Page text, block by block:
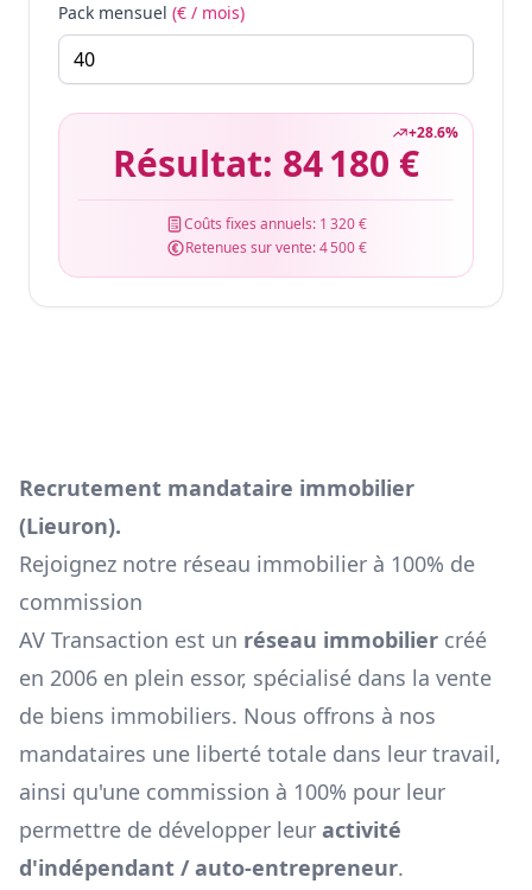
Pack mensuel (€ / mois)
+28.6%
Résultat: 84 180 €
Coûts fixes annuels: 1 320 €
Retenues sur vente:4 500 €
Recrutement mandataire immobilier
(Lieuron).
Rejoignez notre réseau immobilier à 100% de
commission
AV Transaction est un réseau immobilier créé
en 2006 en plein essor, spécialisé dans la vente
de biens immobiliers. Nous offrons à nos
mandataires une liberté totale dans leur travail,
ainsi qu'une commission à 100% pour leur
permettre de développer leur activité
d'indépendant / auto-entrepreneur.